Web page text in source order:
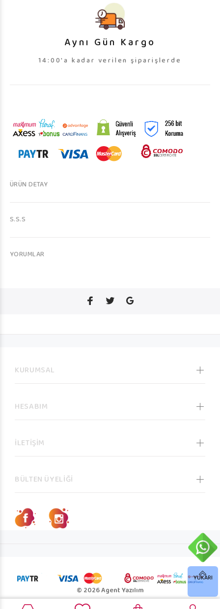
Aynı Gün Kargo
14:00'a kadar verilen şiparişlerde
ÜRÜN DETAY
S.S.S
YORUMLAR
KURUMSAL
HESABIM
İLETİŞİM
BÜLTEN ÜYELİĞİ
© 2026 Agent Yazılım
YUKARI